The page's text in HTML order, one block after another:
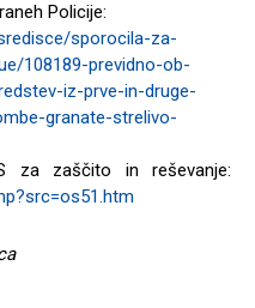
Policije:
sporocila-za-
108189-previdno-ob-
iz-prve-in-druge-
granate-strelivo-
za zaščito in reševanje: